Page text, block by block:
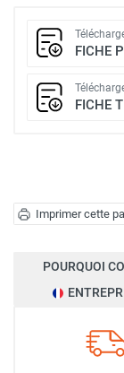
Imprimer cette
FICHE
FICHE
POURQUOI